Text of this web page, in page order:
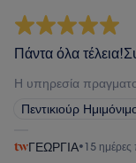
Πάντα όλα
Η υπηρεσία
Πεντικιούρ
ΓΕΩΡΓΙΑ•15 ημέρες